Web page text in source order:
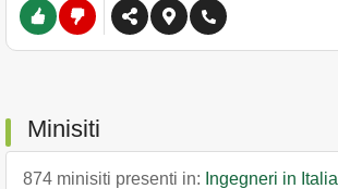
Minisiti
874 minisiti presenti in: Ingegneri in Italia